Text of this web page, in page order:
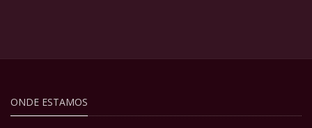
ONDE ESTAMOS